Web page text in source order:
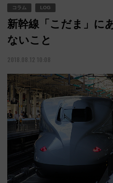
コラム LOG
新幹線「こだま」に
ないこと
2018.08.12 10:08